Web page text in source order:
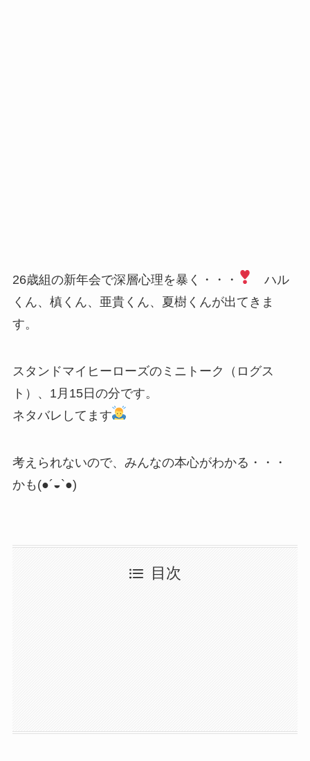
26歳組の新年会で深層心理を暴く・・・
ハル
くん、槙くん、亜貴くん、夏樹くんが出てきま
す。
スタンドマイヒーローズのミニトーク（ログス
ト）、1月15日の分です。
ネタバレしてます
考えられないので、みんなの本心がわかる・・・
かも(●´◒`●)
目次